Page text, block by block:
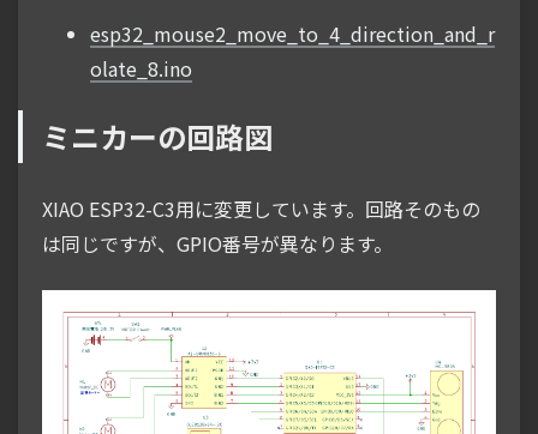
esp32_mouse2_move_to_4_direction_and_r
olate_8.ino
ミニカーの回路図
XIAO ESP32-C3用に変更しています。回路そのもの
は同じですが、GPIO番号が異なります。